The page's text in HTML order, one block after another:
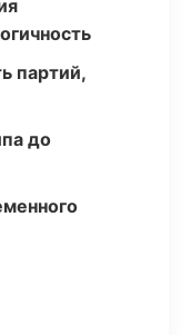
партий,
до